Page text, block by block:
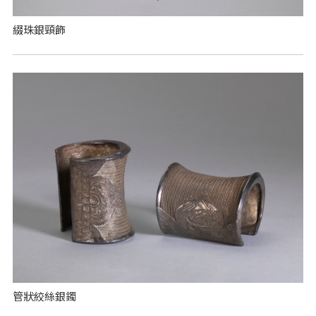
綴珠銀頸飾
管狀絞絲銀鐲